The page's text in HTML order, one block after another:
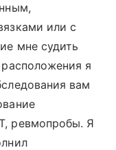
или с
мне судить
я
вам
ревмопробы. Я